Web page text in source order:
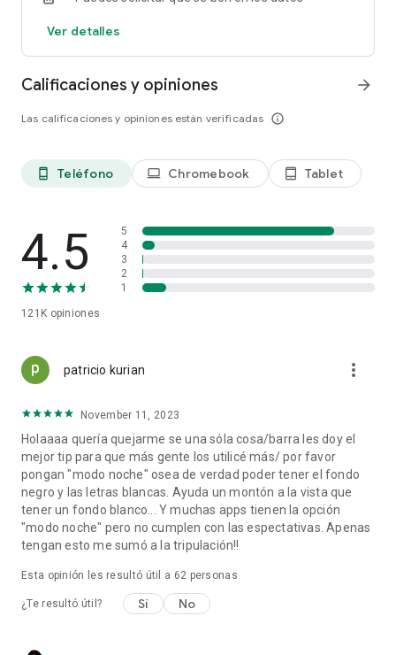
Ver detalles
Calificaciones y opiniones
Las calificaciones y opiniones están verificadas info_outline
arrow_forward
phone_android Teléfono laptop Chromebook tablet_android Tablet
4.5
121K opiniones
5
4
3
2
1
patricio kurian more_vert
November 11, 2023
Holaaaa quería quejarme se una sóla cosa/barra les doy el
mejor tip para que más gente los utilicé más/ por favor
pongan "modo noche" osea de verdad poder tener el fondo
negro y las letras blancas. Ayuda un montón a la vista que
tener un fondo blanco... Y muchas apps tienen la opción
"modo noche" pero no cumplen con las espectativas. Apenas
tengan esto me sumó a la tripulación!!
Esta opinión les resultó útil a 62 personas
¿Te resultó útil? Sí No